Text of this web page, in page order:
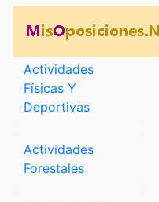
Categorías
Actividades
Físicas Y
Deportivas
Actividades
Forestales